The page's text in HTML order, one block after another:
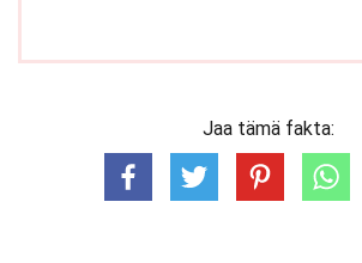
Jaa tämä fakta: